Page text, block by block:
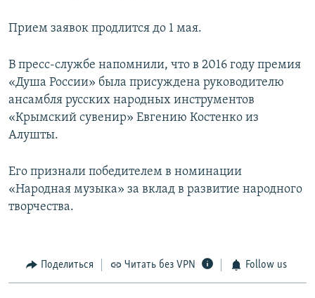
Прием заявок продлится до 1 мая.
В пресс-службе напомнили, что в 2016 году премия
«Душа России» была присуждена руководителю
ансамбля русских народных инструментов
«Крымский сувенир» Евгению Костенко из
Алушты.
Его признали победителем в номинации
«Народная музыка» за вклад в развитие народного
творчества.
Поделиться Читать без VPN Follow us